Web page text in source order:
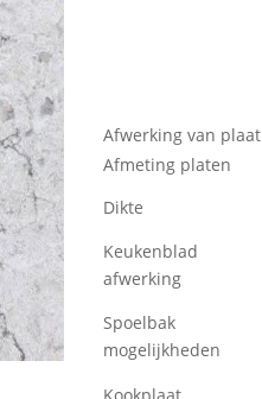
Afwerking van plaat
Afmeting platen
Dikte
Keukenblad
afwerking
Spoelbak
mogelijkheden